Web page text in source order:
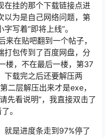
在挂的那个下载链接点进
以为是自己网络问题，第
写着”即将上线”。
在贴吧翻到一个帖子，
打包传到了百度网盘，分
楼，不在最后一楼，第37
下载完之后还要解压两
二层解压出来才是exe，
先看说明”，我直接双击了
。
就是进度条走到97%停了